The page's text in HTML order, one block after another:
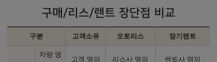
구매/리스/렌트 장단점 비교
구분 고객소유 오토리스 장기렌트
차량 명
고객 명의 리스사 명의 렌트사 명의
Panamera 4 E-Hybrid